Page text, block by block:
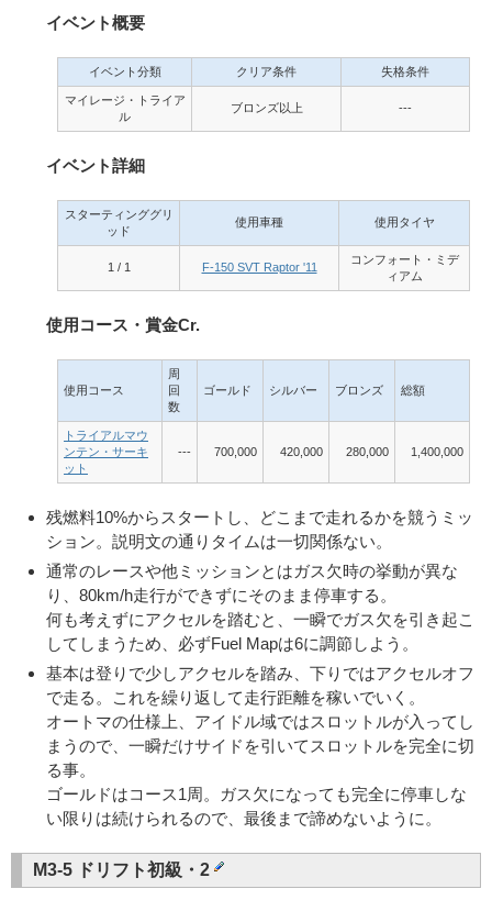
イベント概要
イベント分類 クリア条件 失格条件
マイレージ・トライア
ル
ブロンズ以上 ---
イベント詳細
スターティンググリ
ッド
使用車種 使用タイヤ
1 / 1 F-150 SVT Raptor '11
コンフォート・ミデ
ィアム
使用コース・賞金Cr.
使用コース
周
回
数
ゴールド シルバー ブロンズ 総額
トライアルマウ
ンテン・サーキ
ット
--- 700,000 420,000 280,000 1,400,000
残燃料10%からスタートし、どこまで走れるかを競うミッ
ション。説明文の通りタイムは一切関係ない。
通常のレースや他ミッションとはガス欠時の挙動が異な
り、80km/h走行ができずにそのまま停車する。
何も考えずにアクセルを踏むと、一瞬でガス欠を引き起こ
してしまうため、必ずFuel Mapは6に調節しよう。
基本は登りで少しアクセルを踏み、下りではアクセルオフ
で走る。これを繰り返して走行距離を稼いでいく。
オートマの仕様上、アイドル域ではスロットルが入ってし
まうので、一瞬だけサイドを引いてスロットルを完全に切
る事。
ゴールドはコース1周。ガス欠になっても完全に停車しな
い限りは続けられるので、最後まで諦めないように。
M3-5 ドリフト初級・2